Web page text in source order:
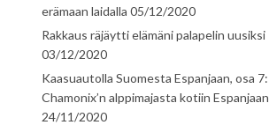
erämaan laidalla 05/12/2020
Rakkaus räjäytti elämäni palapelin uusiksi
03/12/2020
Kaasuautolla Suomesta Espanjaan, osa 7:
Chamonix’n alppimajasta kotiin Espanjaan
24/11/2020